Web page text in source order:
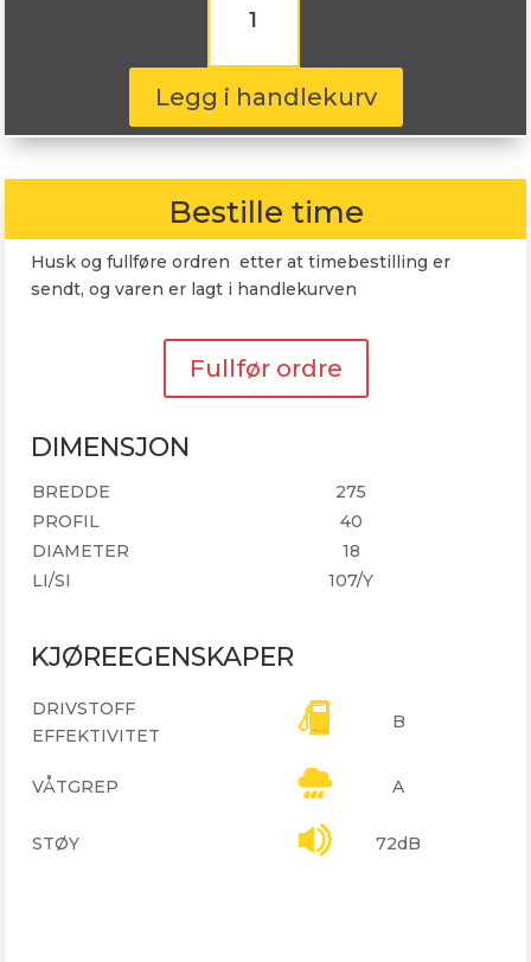
PremiumContact
275/40R18
103Y
antall
Legg i handlekurv
Bestille time
Husk og fullføre ordren etter at timebestilling er
sendt, og varen er lagt i handlekurven
Fullfør ordre
DIMENSJON
BREDDE
275
PROFIL
40
DIAMETER
18
LI/SI
107/Y
KJØREEGENSKAPER
DRIVSTOFF
EFFEKTIVITET
B
VÅTGREP A
STØY 72dB